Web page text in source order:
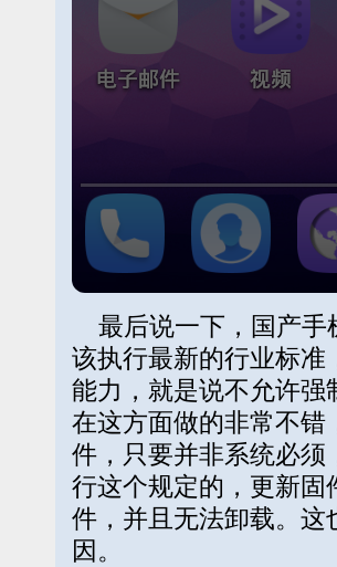
最后说一下，国产手
该执行最新的行业标准
能力，就是说不允许强
在这方面做的非常不错
件，只要并非系统必
行这个规定的，更新固
件，并且无法卸载。
因。